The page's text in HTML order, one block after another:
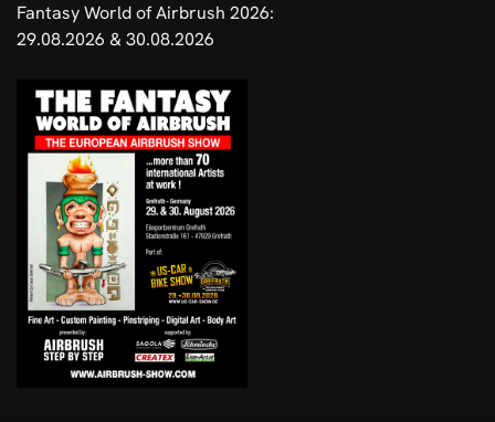
Fantasy World of Airbrush 2026:
29.08.2026 & 30.08.2026